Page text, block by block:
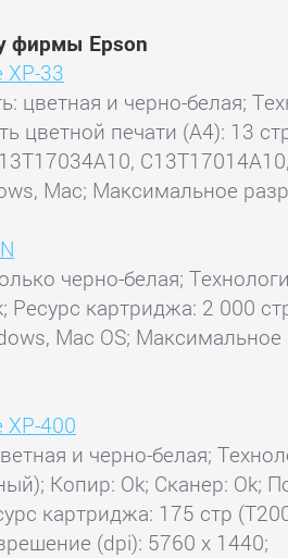
фирмы Epson
XP-33
и черно-белая;
цветной печати (А4): 13
Mac; Максимальное
черно-белая;
картриджа: 2 000
Mac OS;
XP-400
и черно-белая;
Копир: Ok; Сканер:
картриджа: 175 стр
(dpi): 5760 x 1440;